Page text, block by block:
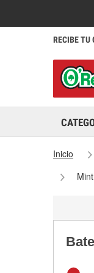
RECIBE TU
Inicio